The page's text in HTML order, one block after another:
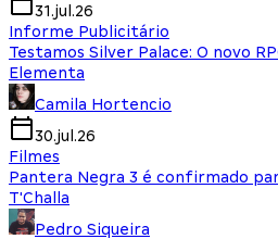
31.jul.26
Informe Publicitário
Testamos Silver Palace: O novo
Elementa
Camila Hortencio
30.jul.26
Filmes
Pantera Negra 3 é confirmado
T'Challa
Pedro Siqueira